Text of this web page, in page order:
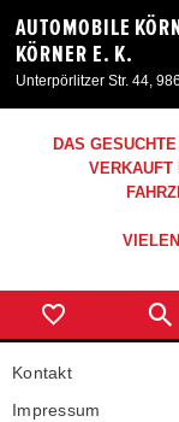
AUTOMOBILE
KÖRNER E. K.
Unterpörlitzer Str. 44,
Neuwagen
Angebote
Service & Zubehör
DAS
VERKAUFT
Kontakt
Impressum